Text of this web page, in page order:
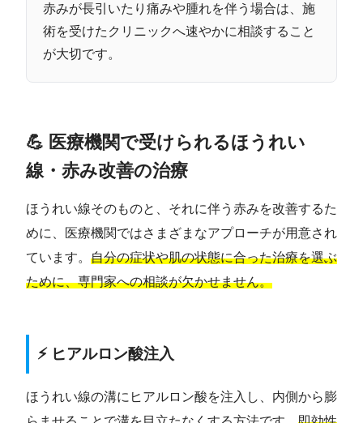
赤みが長引いたり痛みや腫れを伴う場合は、施
術を受けたクリニックへ速やかに相談すること
が大切です。
💪 医療機関で受けられるほうれい
線・赤み改善の治療
ほうれい線そのものと、それに伴う赤みを改善するた
めに、医療機関ではさまざまなアプローチが用意され
ています。 自分の症状や肌の状態に合った治療を選ぶ
ために、専門家への相談が欠かせません。
⚡ ヒアルロン酸注入
ほうれい線の溝にヒアルロン酸を注入し、内側から膨